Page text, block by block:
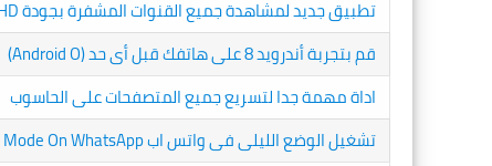
تطبيق جديد لمشاهدة جميع القنوات المشفرة بجودة HD و بدون اعلانات
قم بتجربة أندرويد 8 على هاتفك قبل أى حد (Android O)
اداة مهمة جدا لتسريع جميع المتصفحات على الحاسوب
تشغيل الوضع الليلى فى واتس اب Dark Mode On WhatsApp